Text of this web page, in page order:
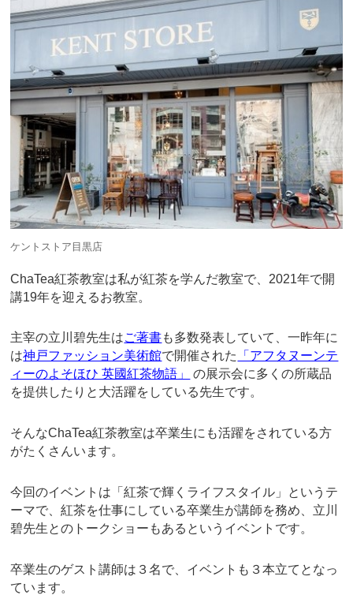
ケントストア目黒店
ChaTea紅茶教室は私が紅茶を学んだ教室で、2021年で開
講19年を迎えるお教室。
主宰の立川碧先生はご著書も多数発表していて、一昨年に
は神戸ファッション美術館で開催された
「アフタヌーンテ
ィーのよそほひ 英國紅茶物語」
の展示会に多くの所蔵品
を提供したりと大活躍をしている先生です。
そんなChaTea紅茶教室は卒業生にも活躍をされている方
がたくさんいます。
今回のイベントは「紅茶で輝くライフスタイル」というテ
ーマで、紅茶を仕事にしている卒業生が講師を務め、立川
碧先生とのトークショーもあるというイベントです。
卒業生のゲスト講師は３名で、イベントも３本立てとなっ
ています。